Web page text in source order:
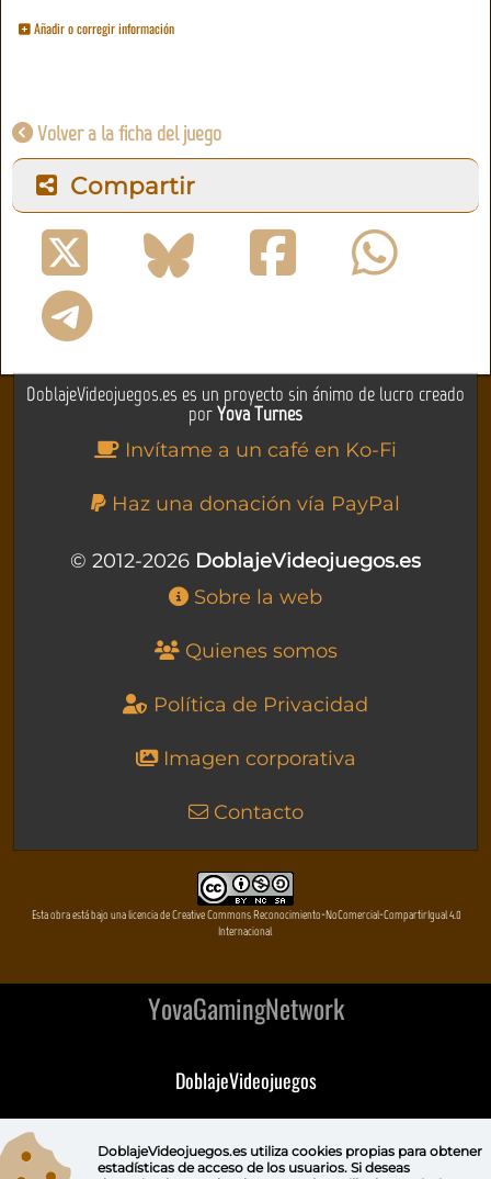
Añadir o corregir información
Volver a la ficha del juego
Compartir
DoblajeVideojuegos.es es un proyecto sin ánimo de lucro creado
porYova Turnes
Invítame a un café en Ko-Fi
Haz una donación vía PayPal
© 2012-2026 DoblajeVideojuegos.es
Sobre la web
Quienes somos
Política de Privacidad
Imagen corporativa
Contacto
Esta obra está bajo una licencia de Creative Commons Reconocimiento-NoComercial-CompartirIgual 4.0
Internacional
YovaGamingNetwork
DoblajeVideojuegos
DoblajeVideojuegos.es utiliza cookies propiaspara obtener
estadísticas de acceso de los usuarios. Si deseas